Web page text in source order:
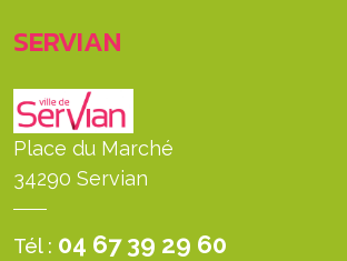
SERVIAN
Place du Marché
34290 Servian
Tél : 04 67 39 29 60